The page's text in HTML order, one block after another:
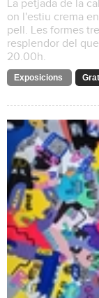
La petjada de la
on l'estiu crema
pell. Les formes
resplendor del
20.00h.
Exposicions